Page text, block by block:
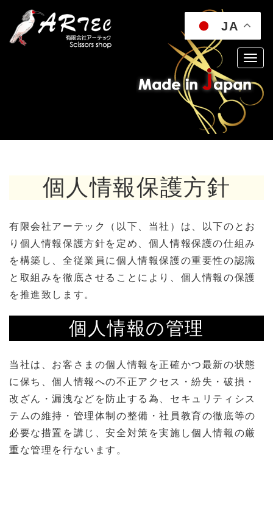
JA
個人情報保護方針
有限会社アーテック（以下、当社）は、以下のとお
り個人情報保護方針を定め、個人情報保護の仕組み
を構築し、全従業員に個人情報保護の重要性の認識
と取組みを徹底させることにより、個人情報の保護
を推進致します。
個人情報の管理
当社は、お客さまの個人情報を正確かつ最新の状態
に保ち、個人情報への不正アクセス・紛失・破損・
改ざん・漏洩などを防止する為、セキュリティシス
テムの維持・管理体制の整備・社員教育の徹底等の
必要な措置を講じ、安全対策を実施し個人情報の厳
重な管理を行ないます。